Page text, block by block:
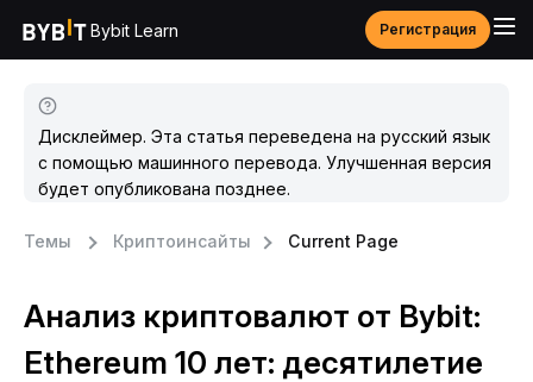
Bybit Learn Регистрация
Дисклеймер. Эта статья переведена на русский язык
с помощью машинного перевода. Улучшенная версия
будет опубликована позднее.
Темы Криптоинсайты Current Page
Анализ криптовалют от Bybit:
Ethereum 10 лет: десятилетие